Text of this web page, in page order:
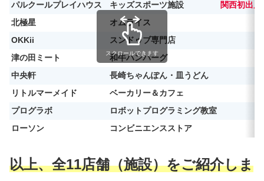
パルクールプレイハウス キッズスポーツ施設
関西初出店
北極星
オムライス
OKKii
スンドゥブ専門店
津の田ミート
和牛ハンバーグ
中央軒
長崎ちゃんぽん・皿うどん
リトルマーメイド
ベーカリー＆カフェ
プログラボ
ロボットプログラミング教室
ローソン
コンビニエンスストア
スクロールできます
以上、全11店舗（施設）をご紹介しま